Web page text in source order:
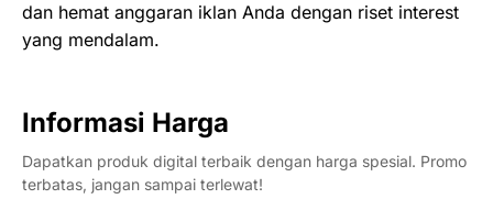
dan hemat anggaran iklan Anda dengan riset interest
yang mendalam.
Informasi Harga
Dapatkan produk digital terbaik dengan harga spesial. Promo
terbatas, jangan sampai terlewat!